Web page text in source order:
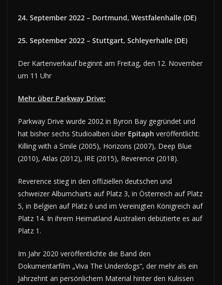
24. September 2022 – Dortmund, Westfalenhalle (DE)
25. September 2022 – Stuttgart, Schleyerhalle (DE)
Der Kartenverkauf beginnt am Freitag, den 12. November
um 11 Uhr
Mehr über Parkway Drive:
Parkway Drive wurde 2002 in Byron Bay gegründet und
hat bisher sechs Studioalben über Epitaph veröffentlicht:
Killing with a Smile (2005), Horizons (2007), Deep Blue
(2010), Atlas (2012), IRE (2015), Reverence (2018).
Reverence stieg in den offiziellen deutschen und
schweizer Albumcharts auf Platz 3, in Österreich auf Platz
5, in Belgien auf Platz 6 und im Vereinigten Königreich auf
Platz 14. In ihrem Heimatland Australien debütierte es auf
Platz 1.
Im Jahr 2020 veröffentlichte die Band den
Dokumentarfilm „Viva The Underdogs“, der mehr als ein
Jahrzehnt an persönlichem Material hinter den Kulissen